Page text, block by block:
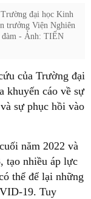
đại học Kinh
trưởng Viện Nghiên
đàm - Ảnh: TIẾN
của Trường đại
khuyến cáo về sự
sự phục hồi vào
năm 2022 và
tạo nhiều áp lực
thể để lại những
19. Tuy